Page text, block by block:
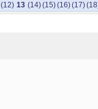
(12) 13 (14)(15)(16)(17)